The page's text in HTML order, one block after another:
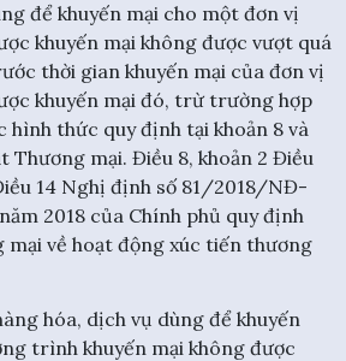
để khuyến mại cho một đơn vị
khuyến mại không được vượt quá
thời gian khuyến mại của đơn vị
khuyến mại đó, trừ trường hợp
hình thức quy định tại khoản 8 và
Thương mại. Điều 8, khoản 2 Điều
14 Nghị định số 81/2018/NĐ-
2018 của Chính phủ quy định
về hoạt động xúc tiến thương
hóa, dịch vụ dùng để khuyến
trình khuyến mại không được